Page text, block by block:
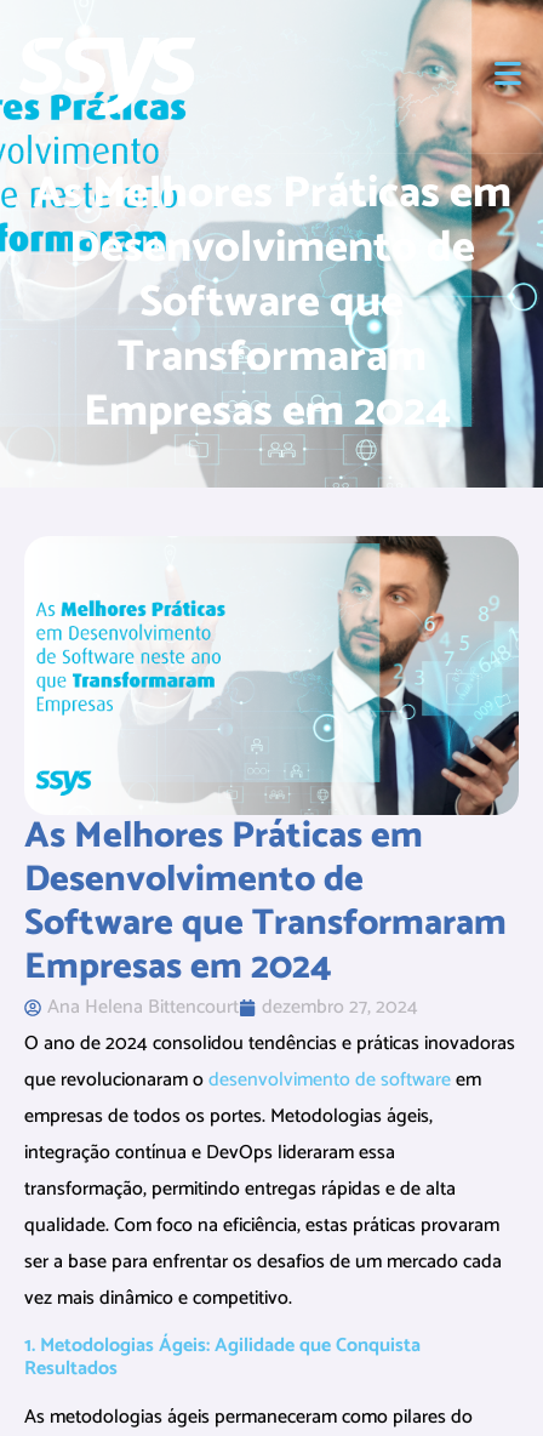
As Melhores Práticas em
Desenvolvimento de
Software que
Transformaram
Empresas em 2024
As Melhores Práticas em
Desenvolvimento de
Software que Transformaram
Empresas em 2024
Ana Helena Bittencourt
dezembro 27, 2024
O ano de 2024 consolidou tendências e práticas inovadoras
que revolucionaram odesenvolvimento de softwareem
empresas de todos os portes. Metodologias ágeis,
integração contínua e DevOps lideraram essa
transformação, permitindo entregas rápidas e de alta
qualidade. Com foco na eficiência, estas práticas provaram
ser a base para enfrentar os desafios de um mercado cada
vez mais dinâmico e competitivo.
1. Metodologias Ágeis: Agilidade que Conquista
Resultados
As metodologias ágeis permaneceram como pilares do